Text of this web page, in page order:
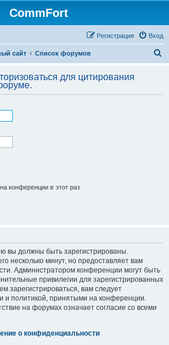
CommFort
Вход
Регистрация
сайт Список форумов
с
для цитирования
конференции в этот раз
вы должны быть зарегистрированы.
несколько минут, но предоставляет вам
Администратором конференции могут быть
привилегии для зарегистрированных
зарегистрироваться, вам следует
и политикой, принятыми на конференции.
на форумах означает согласие со всеми
о конфиденциальности